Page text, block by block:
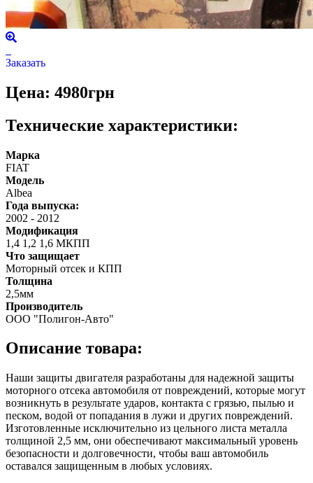
Заказать
Цена: 4980грн
Технические характеристики:
Марка
FIAT
Модель
Albea
Года выпуска:
2002 - 2012
Модификация
1,4 1,2 1,6 МКПП
Что защищает
Моторный отсек и КПП
Толщина
2,5мм
Производитель
ООО "Полигон-Авто"
Описание товара:
Наши защиты двигателя разработаны для надежной защиты
моторного отсека автомобиля от повреждений, которые могут
возникнуть в результате ударов, контакта с грязью, пылью и
песком, водой от попадания в лужи и других повреждений.
Изготовленные исключительно из цельного листа металла
толщиной 2,5 мм, они обеспечивают максимальный уровень
безопасности и долговечности, чтобы ваш автомобиль
оставался защищенным в любых условиях.